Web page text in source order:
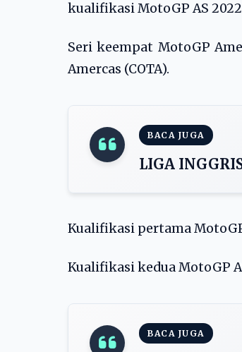
kualifikasi MotoGP AS
Seri keempat MotoGP
Amercas (COTA).
BACA JUGA
LIGA
Kualifikasi pertama
Kualifikasi kedua MotoGP
BACA JUGA